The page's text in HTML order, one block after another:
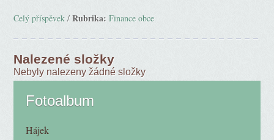
Celý příspěvek /Rubrika: Finance obce
Nalezené složky
Nebyly nalezeny žádné složky
Fotoalbum
Hájek